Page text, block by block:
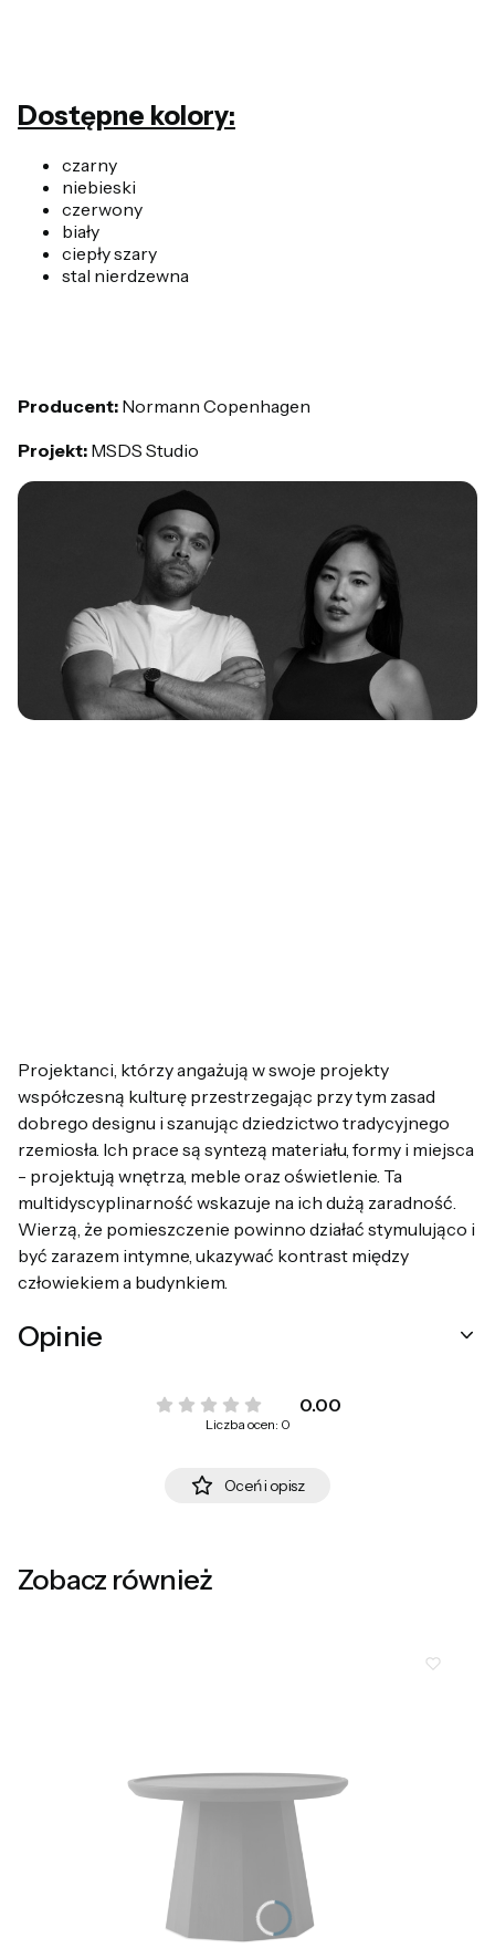
Dostępne kolory:
czarny
niebieski
czerwony
biały
ciepły szary
stal nierdzewna
Producent: Normann Copenhagen
Projekt: MSDS Studio
Projektanci, którzy angażują w swoje projekty
współczesną kulturę przestrzegając przy tym zasad
dobrego designu i szanując dziedzictwo tradycyjnego
rzemiosła. Ich prace są syntezą materiału, formy i miejsca
- projektują wnętrza, meble oraz oświetlenie. Ta
multidyscyplinarność wskazuje na ich dużą zaradność.
Wierzą, że pomieszczenie powinno działać stymulująco i
być zarazem intymne, ukazywać kontrast między
człowiekiem a budynkiem.
Opinie
0.00
Liczba ocen: 0
Oceń i opisz
Zobacz również